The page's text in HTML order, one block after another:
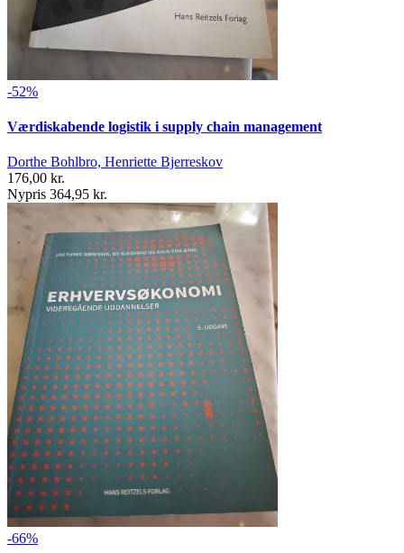
-52%
Værdiskabende logistik i supply chain management
Dorthe Bohlbro, Henriette Bjerreskov
176,00 kr.
Nypris 364,95 kr.
-66%